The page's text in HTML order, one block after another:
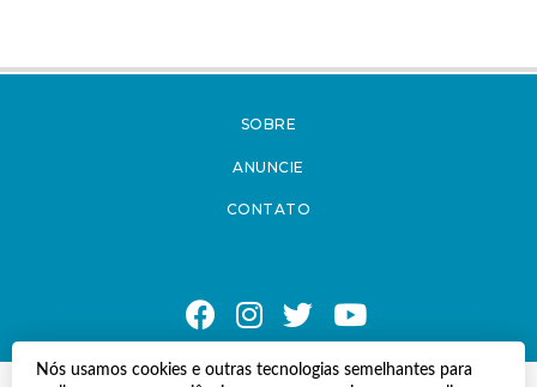
Nós usamos cookies e outras tecnologias semelhantes para
SOBRE
ANUNCIE
CONTATO